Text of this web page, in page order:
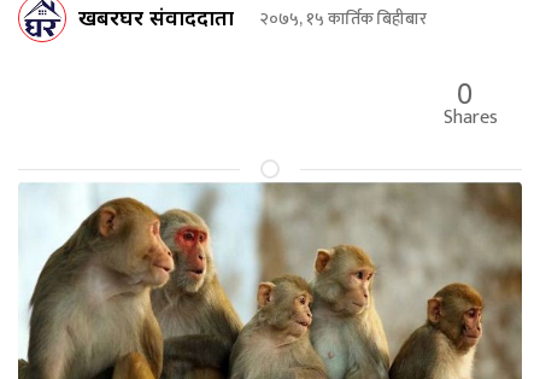
खबरघर संवाददाता २०७५, १५ कार्तिक बिहीबार
0
Shares